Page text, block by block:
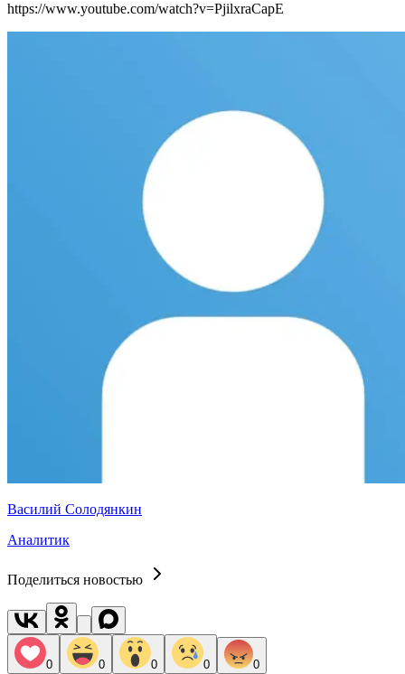
https://www.youtube.com/watch?v=PjilxraCapE
Василий Солодянкин
Аналитик
Поделиться новостью
0 0 0 0 0